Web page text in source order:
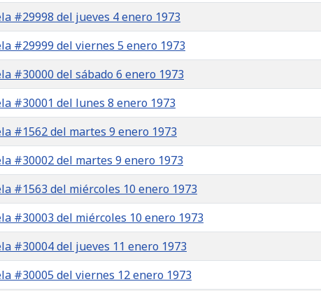
#29998 del jueves 4 enero 1973
#29999 del viernes 5 enero 1973
#30000 del sábado 6 enero 1973
#30001 del lunes 8 enero 1973
#1562 del martes 9 enero 1973
#30002 del martes 9 enero 1973
#1563 del miércoles 10 enero 1973
#30003 del miércoles 10 enero 1973
#30004 del jueves 11 enero 1973
#30005 del viernes 12 enero 1973